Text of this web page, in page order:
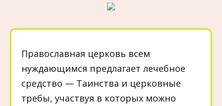
Православная церковь всем
нуждающимся предлагает лечебное
средство — Таинства и церковные
требы, участвуя в которых можно